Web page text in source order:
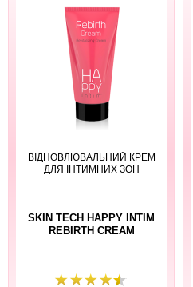
ВІДНОВЛЮВАЛЬНИЙ КРЕМ
ДЛЯ ІНТИМНИХ ЗОН
SKIN TECH HAPPY INTIM
REBIRTH CREAM